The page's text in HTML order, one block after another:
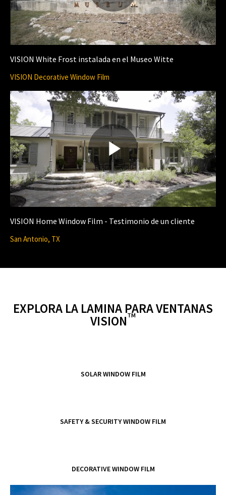
V
i
d
e
P
l
a
y
V
d
VISION White Frost instalada en el Museo Witte
VISION Decorative Window Film
P
l
a
y
V
i
d
VISION Home Window Film - Testimonio de un cliente
San Antonio, TX
EXPLORA LA LAMINA PARA VENTANAS
VISION TM
SOLAR WINDOW FILM
SAFETY & SECURITY WINDOW FILM
DECORATIVE WINDOW FILM